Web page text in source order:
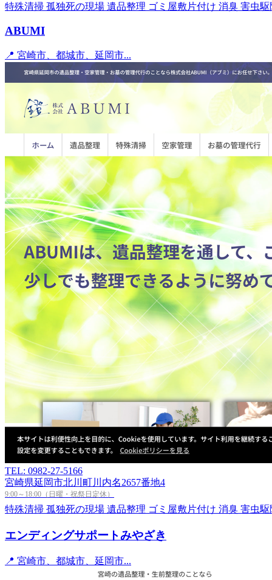
特殊清掃 孤独死の現場 遺品整理 ゴミ屋敷片付け 消臭 害虫駆
ABUMI
📍 宮崎市、都城市、延岡市...
TEL: 0982-27-5166
宮崎県延岡市北川町川内名2657番地4
9:00～18:00（日曜・祝祭日定休）
特殊清掃 孤独死の現場 遺品整理 ゴミ屋敷片付け 消臭 害虫駆
エンディングサポートみやざき
📍 宮崎市、都城市、延岡市...